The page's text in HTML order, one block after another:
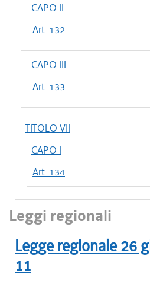
CAPO II
Art. 132
CAPO III
Art. 133
TITOLO VII
CAPO I
Art. 134
Leggi regionali
Legge regionale 26
11